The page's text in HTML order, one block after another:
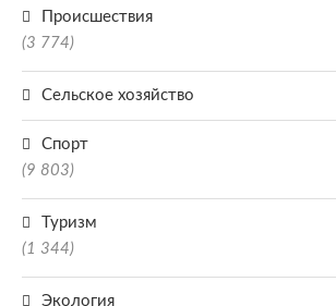
Происшествия
(3 774)
Сельское хозяйство
Спорт
(9 803)
Туризм
(1 344)
Экология